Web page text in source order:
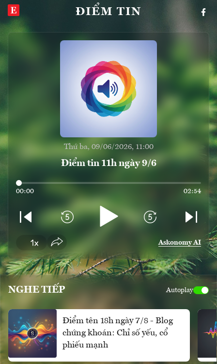
ĐIỂM TIN
Thứ ba, 09/06/2026, 11:00
Điểm tin 11h ngày 9/6
00:00 02:54
Askonomy AI
NGHE TIẾP Autoplay
Điểm tên 18h ngày 7/8 - Blog
chứng khoán: Chỉ số yếu, cổ
phiếu mạnh